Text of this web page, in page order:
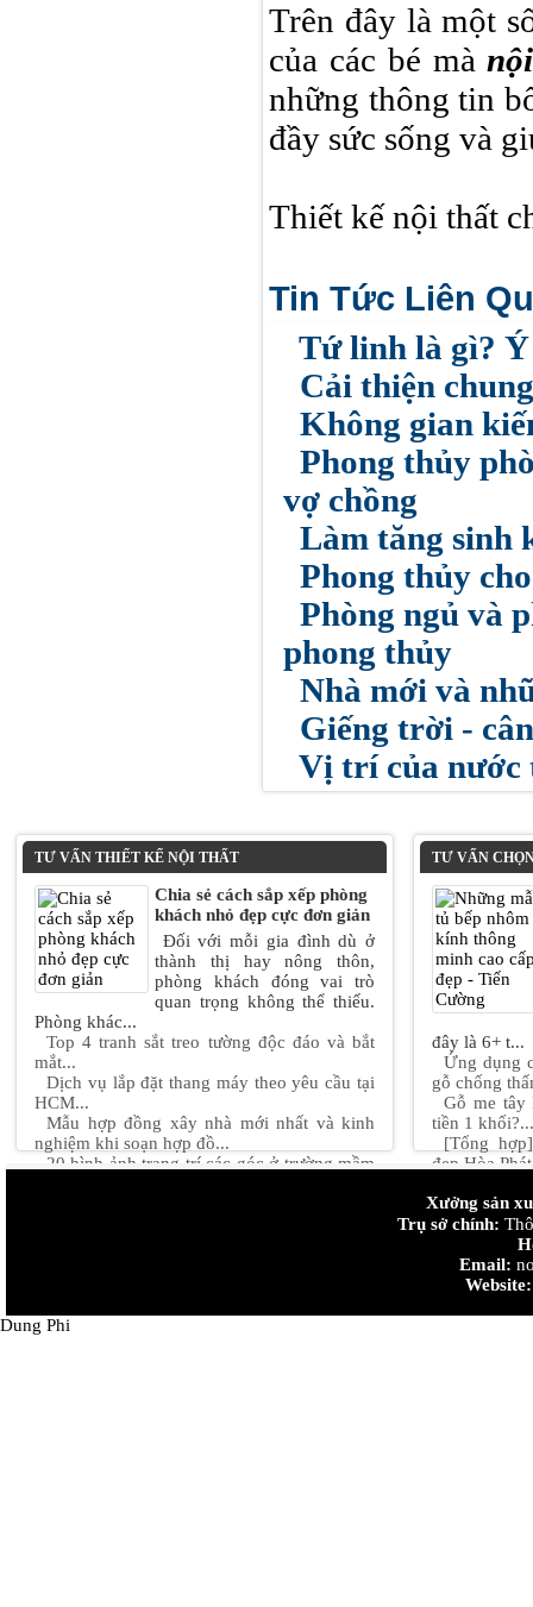
Trên đây là một
của các bé mà
những thông tin
đầy sức sống và
Thiết kế nội thất
Tin Tức Liên
Tứ linh là gì?
Cải thiện
Không gian
Phong thủy
vợ chồng
Làm tăng sinh
Phong thủy
Phòng ngủ và
phong thủy
Nhà mới và
Giếng trời -
Vị trí của nước
TƯ VẤN THIẾT KẾ NỘI THẤT
Chia sẻ cách sắp xếp phòng
khách nhỏ đẹp cực đơn giản
Đối với mỗi gia đình dù ở
thành thị hay nông thôn,
phòng khách đóng vai trò
quan trọng không thể thiếu.
Phòng khác...
Top 4 tranh sắt treo tường độc đáo và bắt
mắt...
Dịch vụ lắp đặt thang máy theo yêu cầu tại
HCM...
Mẫu hợp đồng xây nhà mới nhất và kinh
nghiệm khi soạn hợp đồ...
20 hình ảnh trang trí các góc ở trường mầm
TƯ VẤN
đây là 6+ t...
Ứng dụng
gỗ chống
Gỗ me tây
tiền 1 khối?...
[Tổng
đẹp Hòa
bê tông...
Thiết kế
Cách
trong nhà...
Xưởng sản
Trụ sở chính:
Email:
Website:
Dung Phi